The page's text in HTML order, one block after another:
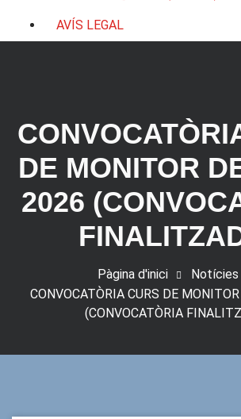
AVÍS LEGAL
DE MONITOR
2026
Pàgina d'inici
Notícies
CONVOCATÒRIA CURS DE
(CONVOCATÒRIA